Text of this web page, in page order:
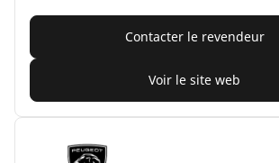
Contacter le revendeur
Voir le site web